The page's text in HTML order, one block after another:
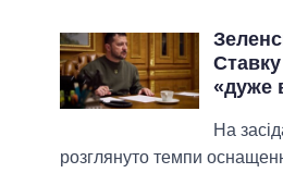
«дуже
На
розглянуто темпи